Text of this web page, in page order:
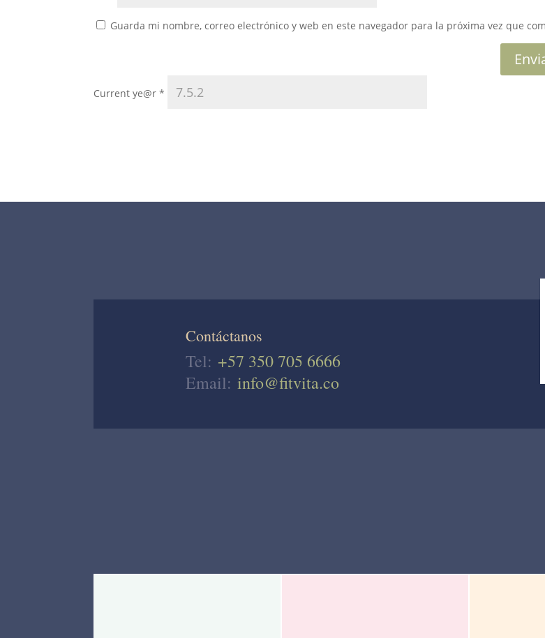
Guarda mi nombre, correo electrónico y web en este navegador para la próxima vez que
Current ye@r*
Contáctanos
Tel: +57 350 705 6666
Email: info@fitvita.co